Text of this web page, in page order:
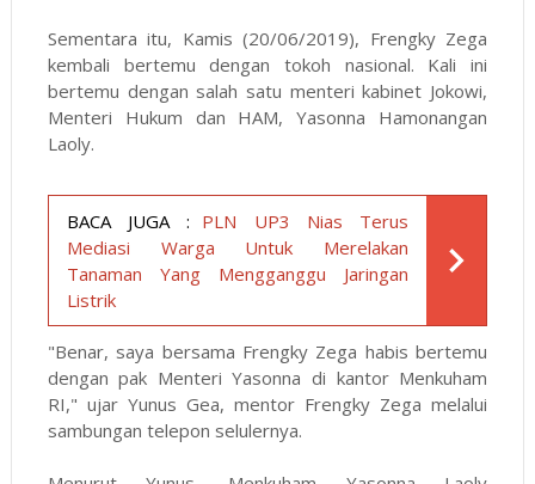
Sementara itu, Kamis (20/06/2019), Frengky Zega
kembali bertemu dengan tokoh nasional. Kali ini
bertemu dengan salah satu menteri kabinet Jokowi,
Menteri Hukum dan HAM, Yasonna Hamonangan
Laoly.
BACA JUGA : PLN UP3 Nias Terus
Mediasi Warga Untuk Merelakan
Tanaman Yang Mengganggu Jaringan
Listrik
"Benar, saya bersama Frengky Zega habis bertemu
dengan pak Menteri Yasonna di kantor Menkuham
RI," ujar Yunus Gea, mentor Frengky Zega melalui
sambungan telepon selulernya.